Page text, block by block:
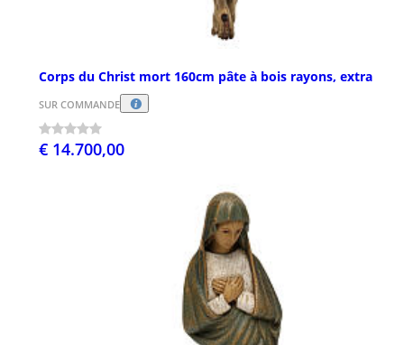
Corps du Christ mort 160cm pâte à bois rayons, extra
SUR COMMANDE
€ 14.700,00